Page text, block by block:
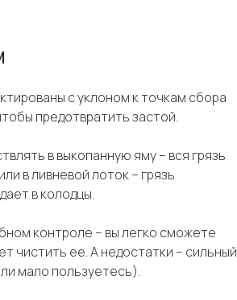
с уклоном к точкам сбора
предотвратить застой.
в выкопанную яму – вся грязь
в ливневой лоток – грязь
в колодцы.
контроле – вы легко сможете
чистить ее. А недостатки – сильный
мало пользуетесь).